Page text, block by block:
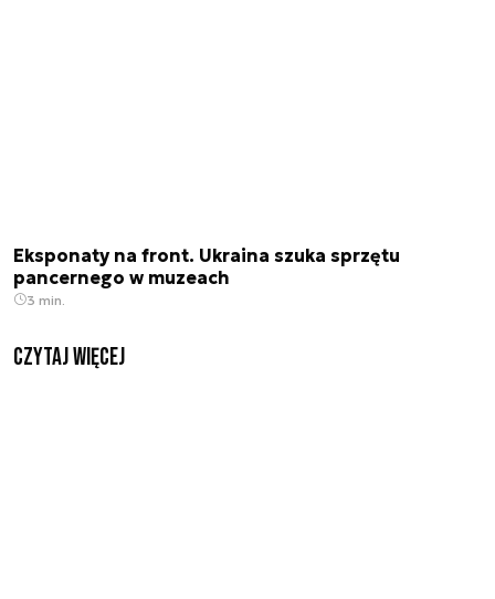
Eksponaty na front. Ukraina szuka sprzętu
pancernego w muzeach
3 min.
czytaj więcej